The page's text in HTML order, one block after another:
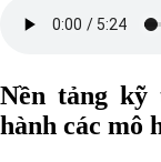
Nền tảng kỹ
hành các mô